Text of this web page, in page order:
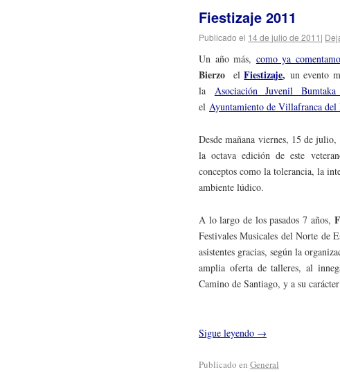
Fiestizaje 2011
Publicado el 14 de julio de 2011 |
Un año más, como ya
Bierzo elFiestizaje, un evento
la Asociación Juvenil Bumtaka
el Ayuntamiento de Villafranca del
Desde mañana viernes, 15 de
la octava edición de este
conceptos como la tolerancia, la
ambiente lúdico.
A lo largo de los pasados 7 años,
Festivales Musicales del Norte de
asistentes gracias, según la
amplia oferta de talleres, al
Camino de Santiago, y a su
Sigue leyendo →
Publicado en General